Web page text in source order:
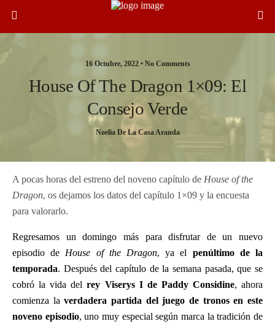
16 Octubre, 2022 • No Comments
House Of The Dragon 1×09: El
Consejo Verde
Noelia De La Casa Aranda
A pocas horas del estreno del noveno capítulo de House of the
Dragon, os dejamos los datos del capítulo 1×09 y la encuesta
para valorarlo.
Regresamos un domingo más para disfrutar de un nuevo
episodio de House of the Dragon, ya el penúltimo de la
temporada. Después del capítulo de la semana pasada, que se
cobró la vida delrey Viserys I de Paddy Considine, ahora
comienza laverdadera partida del juego de tronos en este
noveno episodio, uno muy especial según marca la tradición de